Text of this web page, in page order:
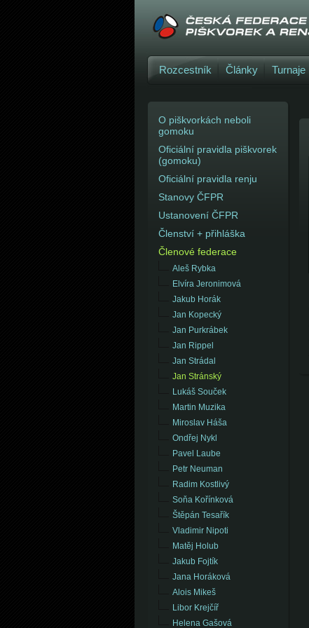
O piškvorkách neboli
gomoku
Oficiální pravidla piškvorek
(gomoku)
Oficiální pravidla renju
Stanovy ČFPR
Ustanovení ČFPR
Členství + přihláška
Členové federace
Aleš Rybka
Elvíra Jeronimová
Jakub Horák
Jan Kopecký
Jan Purkrábek
Jan Rippel
Jan Strádal
Jan Stránský
Lukáš Souček
Martin Muzika
Miroslav Háša
Ondřej Nykl
Pavel Laube
Petr Neuman
Radim Kostlivý
Soňa Kořínková
Štěpán Tesařík
Vladimir Nipoti
Matěj Holub
Jakub Fojtík
Jana Horáková
Alois Mikeš
Libor Krejčíř
Helena Gašová
Rozcestník Články Turnaje